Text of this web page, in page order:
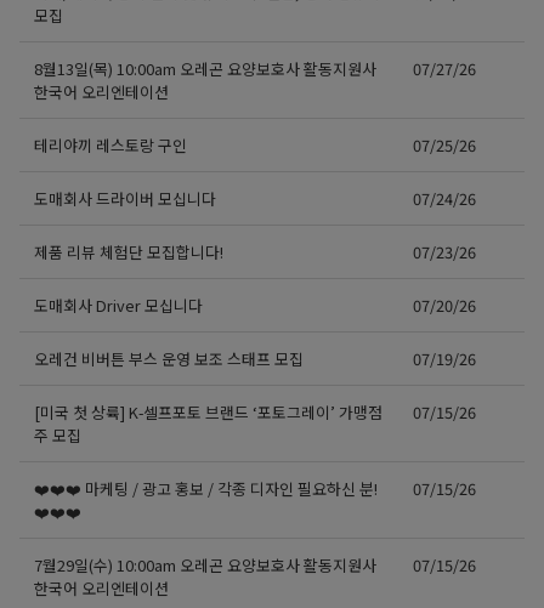
모집
8월13일(목) 10:00am 오레곤 요양보호사 활동지원사
한국어 오리엔테이션
07/27/26
테리야끼 레스토랑 구인 07/25/26
도매회사 드라이버 모십니다 07/24/26
제품 리뷰 체험단 모집합니다! 07/23/26
도매회사 Driver 모십니다 07/20/26
오레건 비버튼 부스 운영 보조 스태프 모집 07/19/26
[미국 첫 상륙] K-셀프포토 브랜드 ‘포토그레이’ 가맹점
주 모집
07/15/26
❤️❤️❤️ 마케팅 / 광고 홍보 / 각종 디자인 필요하신 분!
❤️❤️❤️
07/15/26
7월29일(수) 10:00am 오레곤 요양보호사 활동지원사
한국어 오리엔테이션
07/15/26